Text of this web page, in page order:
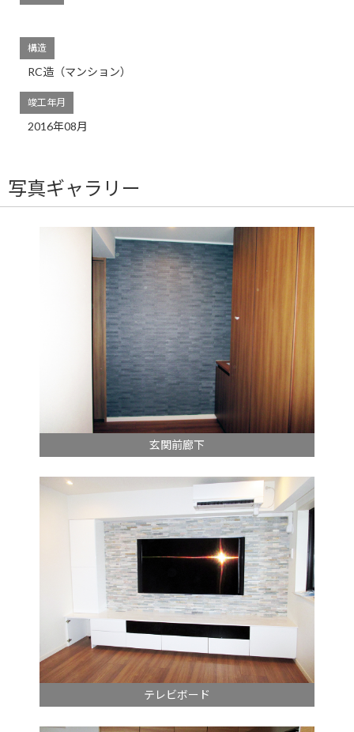
構造
RC造（マンション）
竣工年月
2016年08月
写真ギャラリー
玄関前廊下
テレビボード